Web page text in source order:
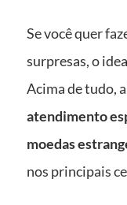
Se você quer
surpresas, o
Acima de tudo, a
atendimento
moedas
nos principais